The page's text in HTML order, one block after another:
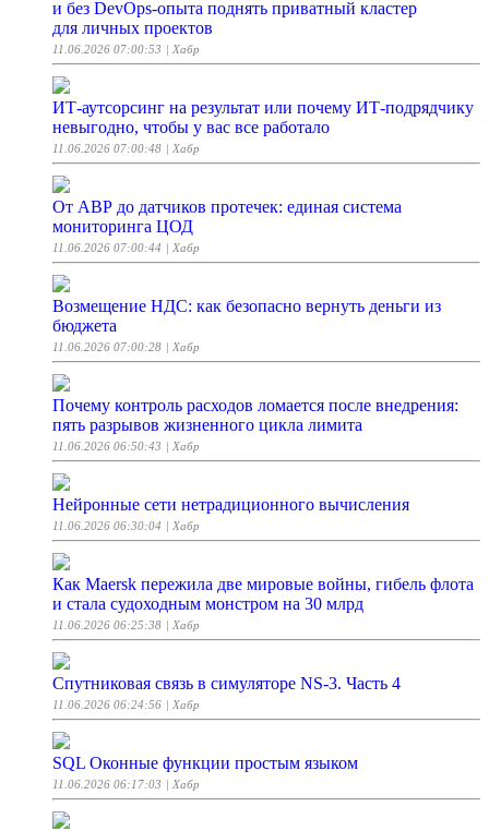
и без DevOps-опыта поднять приватный кластер
для личных проектов
11.06.2026 07:00:53 | Хабр
ИТ-аутсорсинг на результат или почему ИТ-подрядчику
невыгодно, чтобы у вас все работало
11.06.2026 07:00:48 | Хабр
От АВР до датчиков протечек: единая система
мониторинга ЦОД
11.06.2026 07:00:44 | Хабр
Возмещение НДС: как безопасно вернуть деньги из
бюджета
11.06.2026 07:00:28 | Хабр
Почему контроль расходов ломается после внедрения:
пять разрывов жизненного цикла лимита
11.06.2026 06:50:43 | Хабр
Нейронные сети нетрадиционного вычисления
11.06.2026 06:30:04 | Хабр
Как Maersk пережила две мировые войны, гибель флота
и стала судоходным монстром на 30 млрд
11.06.2026 06:25:38 | Хабр
Спутниковая связь в симуляторе NS-3. Часть 4
11.06.2026 06:24:56 | Хабр
SQL Оконные функции простым языком
11.06.2026 06:17:03 | Хабр